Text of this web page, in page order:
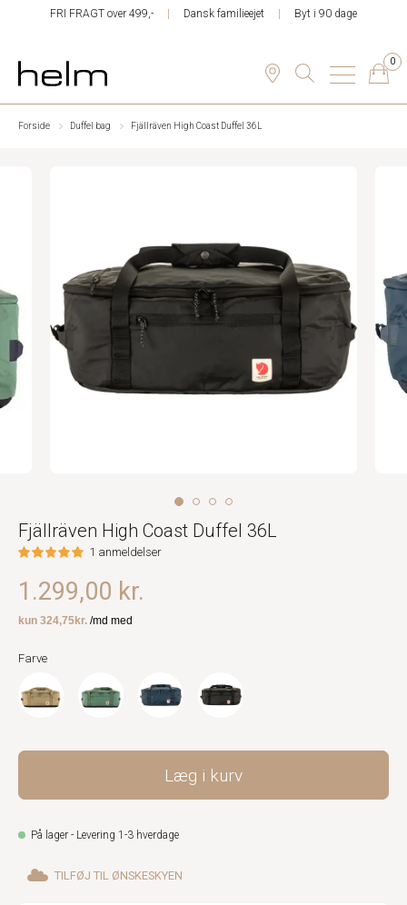
FRI FRAGT over 499,- Dansk familieejet Byt i 90 dage
0
Forside Duffel bag Fjällräven High Coast Duffel 36L
Fjällräven High Coast Duffel 36L
1 anmeldelser
1.299,00 kr.
Farve
Læg i kurv
På lager - Levering 1-3 hverdage
TILFØJ TIL ØNSKESKYEN